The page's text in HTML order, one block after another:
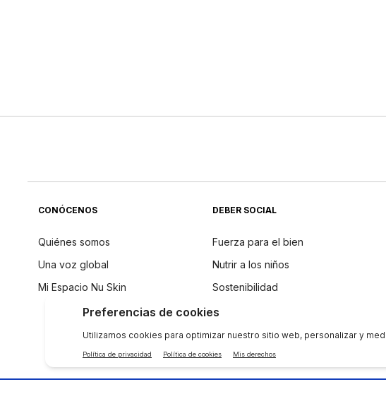
CONÓCENOS
Quiénes somos
Una voz global
Mi Espacio Nu Skin
DEBER SOCIAL
Fuerza para el bien
Nutrir a los niños
Sostenibilidad
Filosofía de los ingredientes